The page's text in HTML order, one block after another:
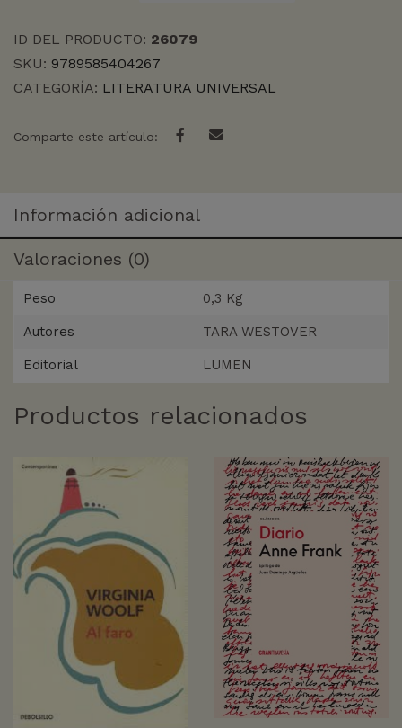
ID DEL PRODUCTO: 26079
SKU: 9789585404267
CATEGORÍA: LITERATURA UNIVERSAL
Comparte este artículo:
Información adicional
Valoraciones (0)
Peso 0,3 Kg
Autores TARA WESTOVER
Editorial LUMEN
Productos relacionados